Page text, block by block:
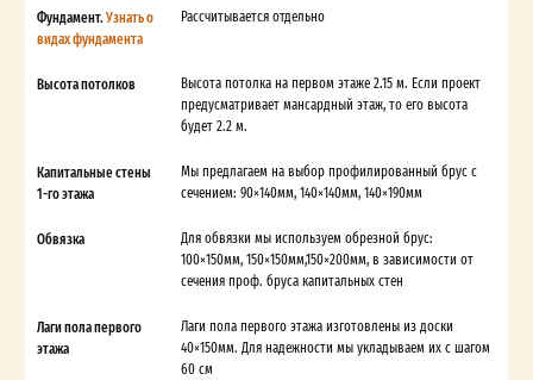
Фундамент.Узнать о
видах фундамента
Рассчитывается отдельно
Высота потолков
Высота потолка на первом этаже 2.15 м. Если проект
предусматривает мансардный этаж, то его высота
будет 2.2 м.
Капитальные стены
1-го этажа
Мы предлагаем на выбор профилированный брус с
сечением: 90×140мм, 140×140мм, 140×190мм
Обвязка
Для обвязки мы используем обрезной брус:
100×150мм, 150×150мм,150×200мм, в зависимости от
сечения проф. бруса капитальных стен
Лаги пола первого
этажа
Лаги пола первого этажа изготовлены из доски
40×150мм. Для надежности мы укладываем их с шагом
60 см